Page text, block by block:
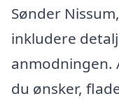
Sønder
inkludere
anmodningen.
du ønsker,